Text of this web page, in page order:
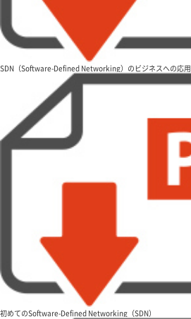
SDN（Software-Defined Networking）のビジネスへの応用
初めてのSoftware-Defined Networking（SDN）